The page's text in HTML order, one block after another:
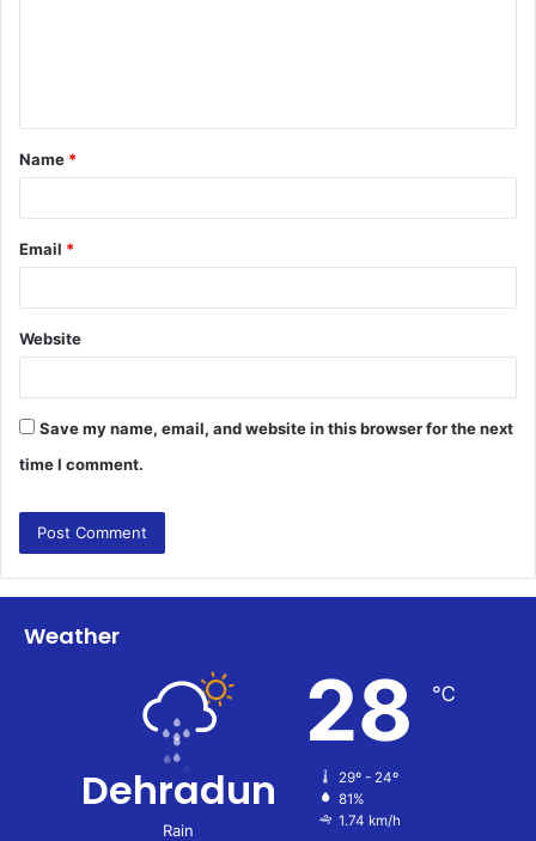
t
*
Name *
Email *
Website
Save my name, email, and website in this browser for the next
time I comment.
Weather
Dehradun
Rain
28 ℃
29º - 24º
81%
1.74 km/h